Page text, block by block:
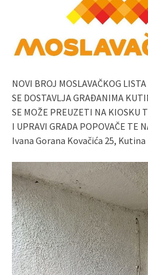
NOVI BROJ MOSLAVAČKOG
SE DOSTAVLJA GRAĐANIMA
SE MOŽE PREUZETI NA KIOSKU
I UPRAVI GRADA POPOVAČE TE
Ivana Gorana Kovačića 25, Kutina